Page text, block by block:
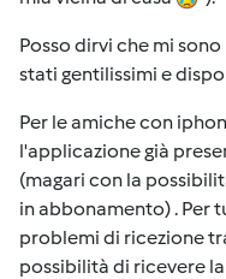
Posso dirvi che mi
stati gentilissimi e
Per le amiche con
l'applicazione già
(magari con la
in abbonamento) . Per
problemi di ricezione
possibilità di ricevere